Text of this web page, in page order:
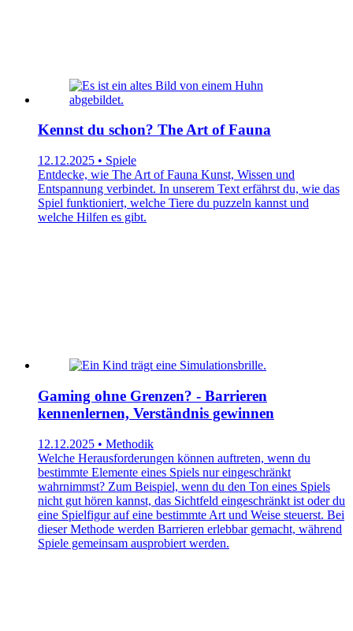
Kennst du schon? The Art of Fauna
12.12.2025 • Spiele
Entdecke, wie The Art of Fauna Kunst, Wissen und
Entspannung verbindet. In unserem Text erfährst du, wie das
Spiel funktioniert, welche Tiere du puzzeln kannst und
welche Hilfen es gibt.
Gaming ohne Grenzen? - Barrieren
kennenlernen, Verständnis gewinnen
12.12.2025 • Methodik
Welche Herausforderungen können auftreten, wenn du
bestimmte Elemente eines Spiels nur eingeschränkt
wahrnimmst? Zum Beispiel, wenn du den Ton eines Spiels
nicht gut hören kannst, das Sichtfeld eingeschränkt ist oder du
eine Spielfigur auf eine bestimmte Art und Weise steuerst. Bei
dieser Methode werden Barrieren erlebbar gemacht, während
Spiele gemeinsam ausprobiert werden.